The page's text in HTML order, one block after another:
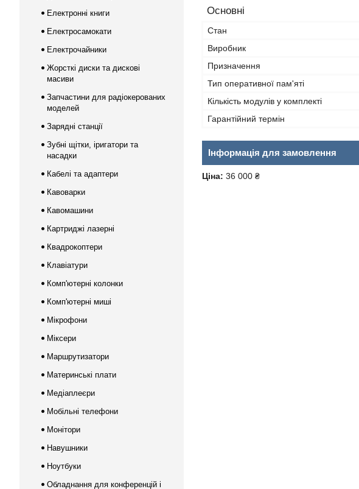
Основні
Стан
Виробник
Призначення
Тип оперативної пам'яті
Кількість модулів у комплекті
Гарантійний термін
Інформація для замовлення
Ціна: 36 000 ₴
Електронні книги
Електросамокати
Електрочайники
Жорсткі диски та дискові
масиви
Запчастини для радіокерованих
моделей
Зарядні станції
Зубні щітки, іригатори та
насадки
Кабелі та адаптери
Кавоварки
Кавомашини
Картриджі лазерні
Квадрокоптери
Клавіатури
Комп'ютерні колонки
Комп'ютерні миші
Мікрофони
Міксери
Маршрутизатори
Материнські плати
Медіаплеєри
Мобільні телефони
Монітори
Навушники
Ноутбуки
Обладнання для конференцій і